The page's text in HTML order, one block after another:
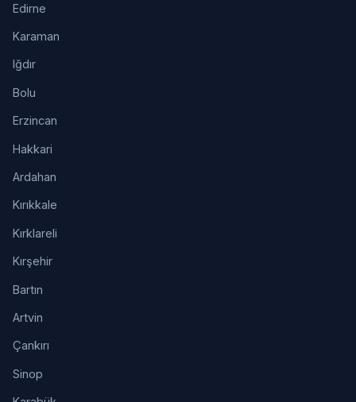
Edirne
Karaman
Iğdır
Bolu
Erzincan
Hakkari
Ardahan
Kırıkkale
Kırklareli
Kırşehir
Bartın
Artvin
Çankırı
Sinop